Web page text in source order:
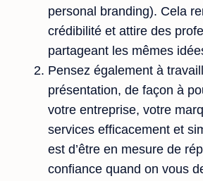
personal branding). Cela
crédibilité et attire des
partageant les mêmes
Pensez également à
présentation, de façon à
votre entreprise, votre
services efficacement et
est d’être en mesure de
confiance quand on vous